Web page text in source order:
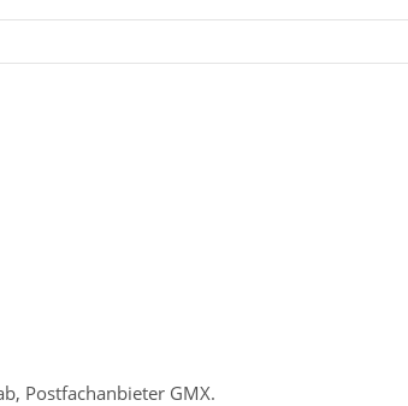
Postfachanbieter GMX.